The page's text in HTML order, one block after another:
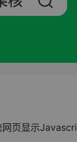
网页显示